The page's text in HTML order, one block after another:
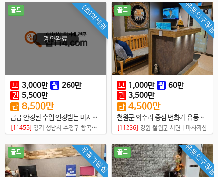
(초)역세권
골드
보 3,000만 월 260만
권 5,500만
합 8,500만
급급 안정된 수입 인정받는 마샤지샵 고정단골 고객 다수
[11455] 경기 성남시 수정구 창곡동 마사지샵
유동인구많음
골드
보 1,000만 월 60만
권 3,500만
합 4,500만
철원군 와수리 중심 번화가 유동인구 많은 최고 샵
[11236] 강원 철원군 서면 마사지샵
유흥가밀집
골드 유동인구많음
골드